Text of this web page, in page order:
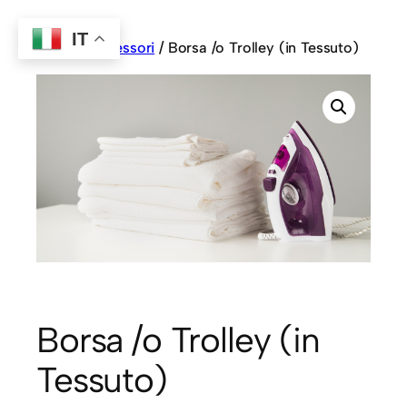
Home/ Accessori / Borsa /o Trolley (in Tessuto)
Borsa /o Trolley (in
Tessuto)
IT